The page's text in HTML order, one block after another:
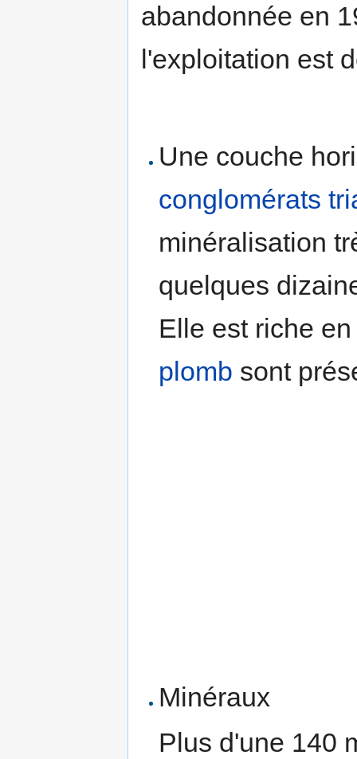
abandonnée en
l'exploitation est
Une couche
conglomérats
minéralisation
quelques
Elle est riche
plomb sont
Minéraux
Plus d'une 140